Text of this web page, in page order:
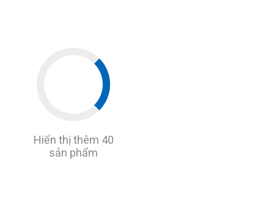
Hiển thị thêm 40
sản phẩm